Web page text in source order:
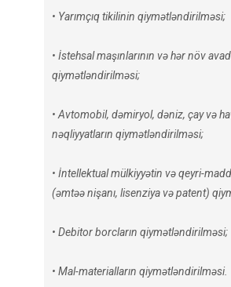
• Yarımçıq tikilinin qiymətləndirilməsi;
• İstehsal maşınlarının və hər növ
qiymətləndirilməsi;
• Avtomobil, dəmiryol, dəniz, çay və
nəqliyyatların qiymətləndirilməsi;
• İntellektual mülkiyyətin və qeyri-
(əmtəə nişanı, lisenziya və patent)
• Debitor borcların qiymətləndirilməsi;
• Mal-materialların qiymətləndirilməsi.